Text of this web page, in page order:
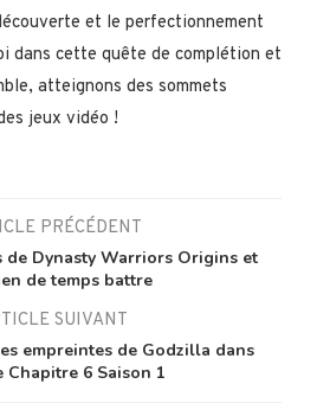
et le perfectionnement
dans cette quête de complétion et
atteignons des sommets
jeux vidéo !
PRÉCÉDENT
de Dynasty Warriors Origins et
de temps battre
SUIVANT
empreintes de Godzilla dans
Chapitre 6 Saison 1